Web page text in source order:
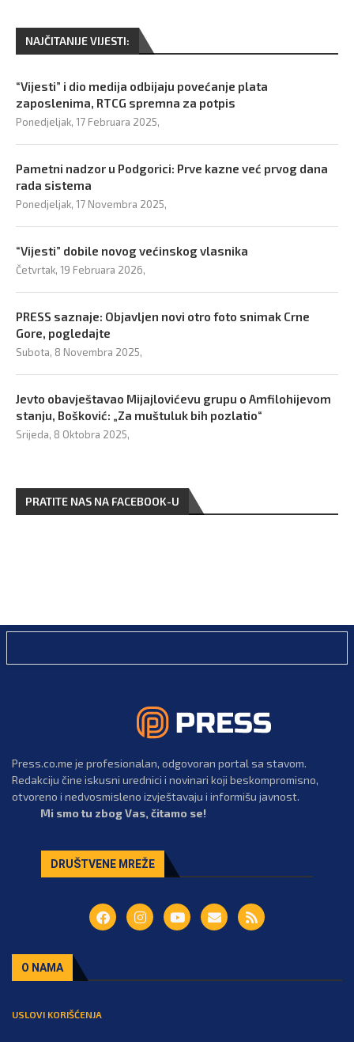
NAJČITANIJE VIJESTI:
“Vijesti” i dio medija odbijaju povećanje plata
zaposlenima, RTCG spremna za potpis
Ponedjeljak, 17 Februara 2025,
Pametni nadzor u Podgorici: Prve kazne već prvog dana
rada sistema
Ponedjeljak, 17 Novembra 2025,
“Vijesti” dobile novog većinskog vlasnika
Četvrtak, 19 Februara 2026,
PRESS saznaje: Objavljen novi otro foto snimak Crne
Gore, pogledajte
Subota, 8 Novembra 2025,
Jevto obavještavao Mijajlovićevu grupu o Amfilohijevom
stanju, Bošković: „Za muštuluk bih pozlatio“
Srijeda, 8 Oktobra 2025,
PRATITE NAS NA FACEBOOK-U
Press.co.me je profesionalan, odgovoran portal sa stavom.
Redakciju čine iskusni urednici i novinari koji beskompromisno,
otvoreno i nedvosmisleno izvještavaju i informišu javnost.
Mi smo tu zbog Vas, čitamo se!
DRUŠTVENE MREŽE
O NAMA
USLOVI KORIŠĆENJA